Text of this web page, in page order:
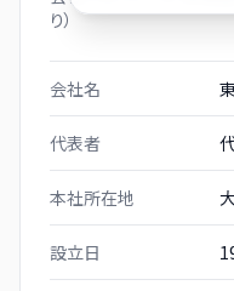
り）
会社名
代表者
本社所在地
設立日